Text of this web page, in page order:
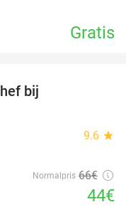
Gratis
bij
9.6 star
Normalpris 66€
44€